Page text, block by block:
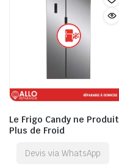
Le Frigo Candy ne Produit
Plus de Froid
Devis via WhatsApp